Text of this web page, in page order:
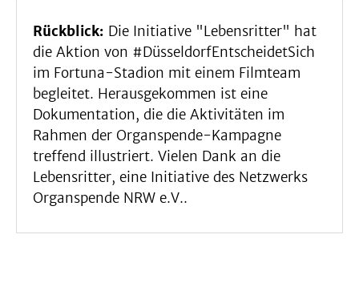
Rückblick: Die Initiative "Lebensritter" hat
die Aktion von #DüsseldorfEntscheidetSich
im Fortuna-Stadion mit einem Filmteam
begleitet. Herausgekommen ist eine
Dokumentation, die die Aktivitäten im
Rahmen der Organspende-Kampagne
treffend illustriert. Vielen Dank an die
Lebensritter, eine Initiative des Netzwerks
Organspende NRW e.V..